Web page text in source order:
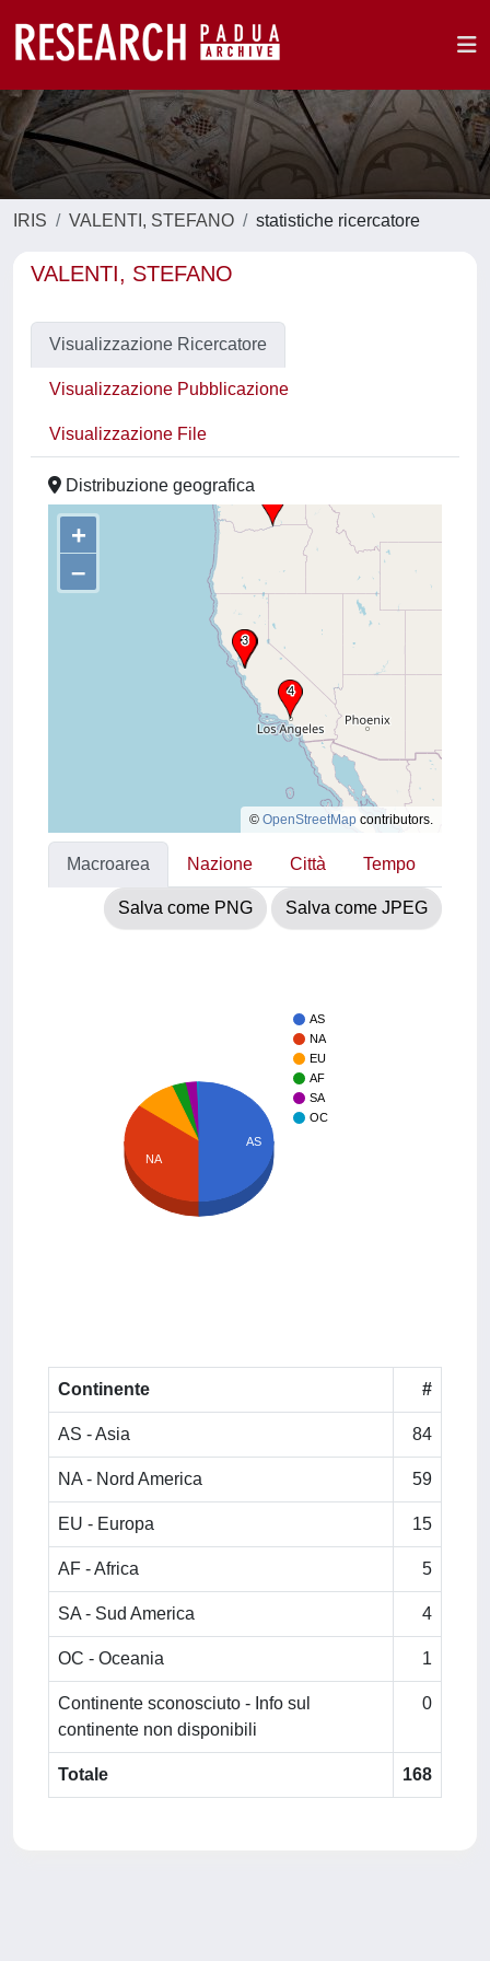
IRIS VALENTI, STEFANO statistiche ricercatore
VALENTI, STEFANO
Visualizzazione Ricercatore
Visualizzazione Pubblicazione
Visualizzazione File
Distribuzione geografica
+
–
© OpenStreetMap contributors.
Macroarea Nazione Città Tempo
Salva come PNG Salva come JPEG
AS
NA
EU
AF
SA
OC
NA
AS
Continente #
AS - Asia 84
NA - Nord America 59
EU - Europa 15
AF - Africa 5
SA - Sud America 4
OC - Oceania 1
Continente sconosciuto - Info sul
continente non disponibili
0
Totale 168